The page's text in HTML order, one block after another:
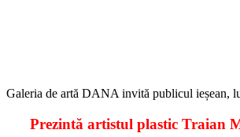
Galeria de artă DANA invită publicul ieșean,
Prezintă artistul plastic Traian